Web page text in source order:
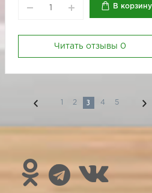
В корзину
Читать отзывы 0
2 3 4 5